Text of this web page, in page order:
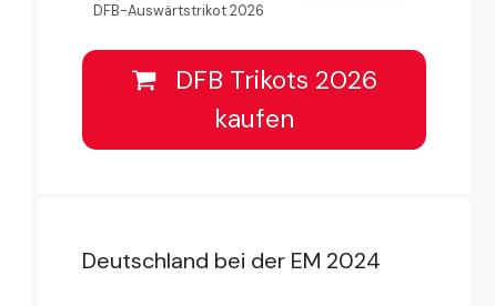
DFB-Auswärtstrikot 2026
DFB Trikots 2026
kaufen
Deutschland bei der EM 2024